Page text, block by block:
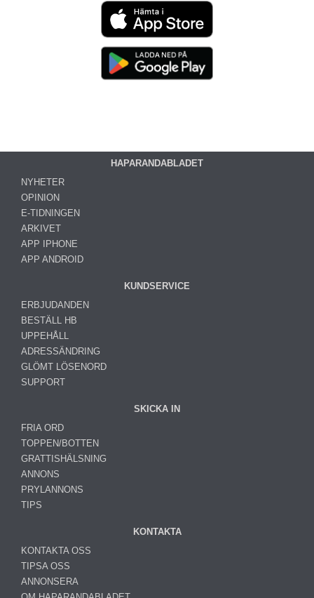
HAPARANDABLADET
NYHETER
OPINION
E-TIDNINGEN
ARKIVET
APP IPHONE
APP ANDROID
KUNDSERVICE
ERBJUDANDEN
BESTÄLL HB
UPPEHÅLL
ADRESSÄNDRING
GLÖMT LÖSENORD
SUPPORT
SKICKA IN
FRIA ORD
TOPPEN/BOTTEN
GRATTISHÄLSNING
ANNONS
PRYLANNONS
TIPS
KONTAKTA
KONTAKTA OSS
TIPSA OSS
ANNONSERA